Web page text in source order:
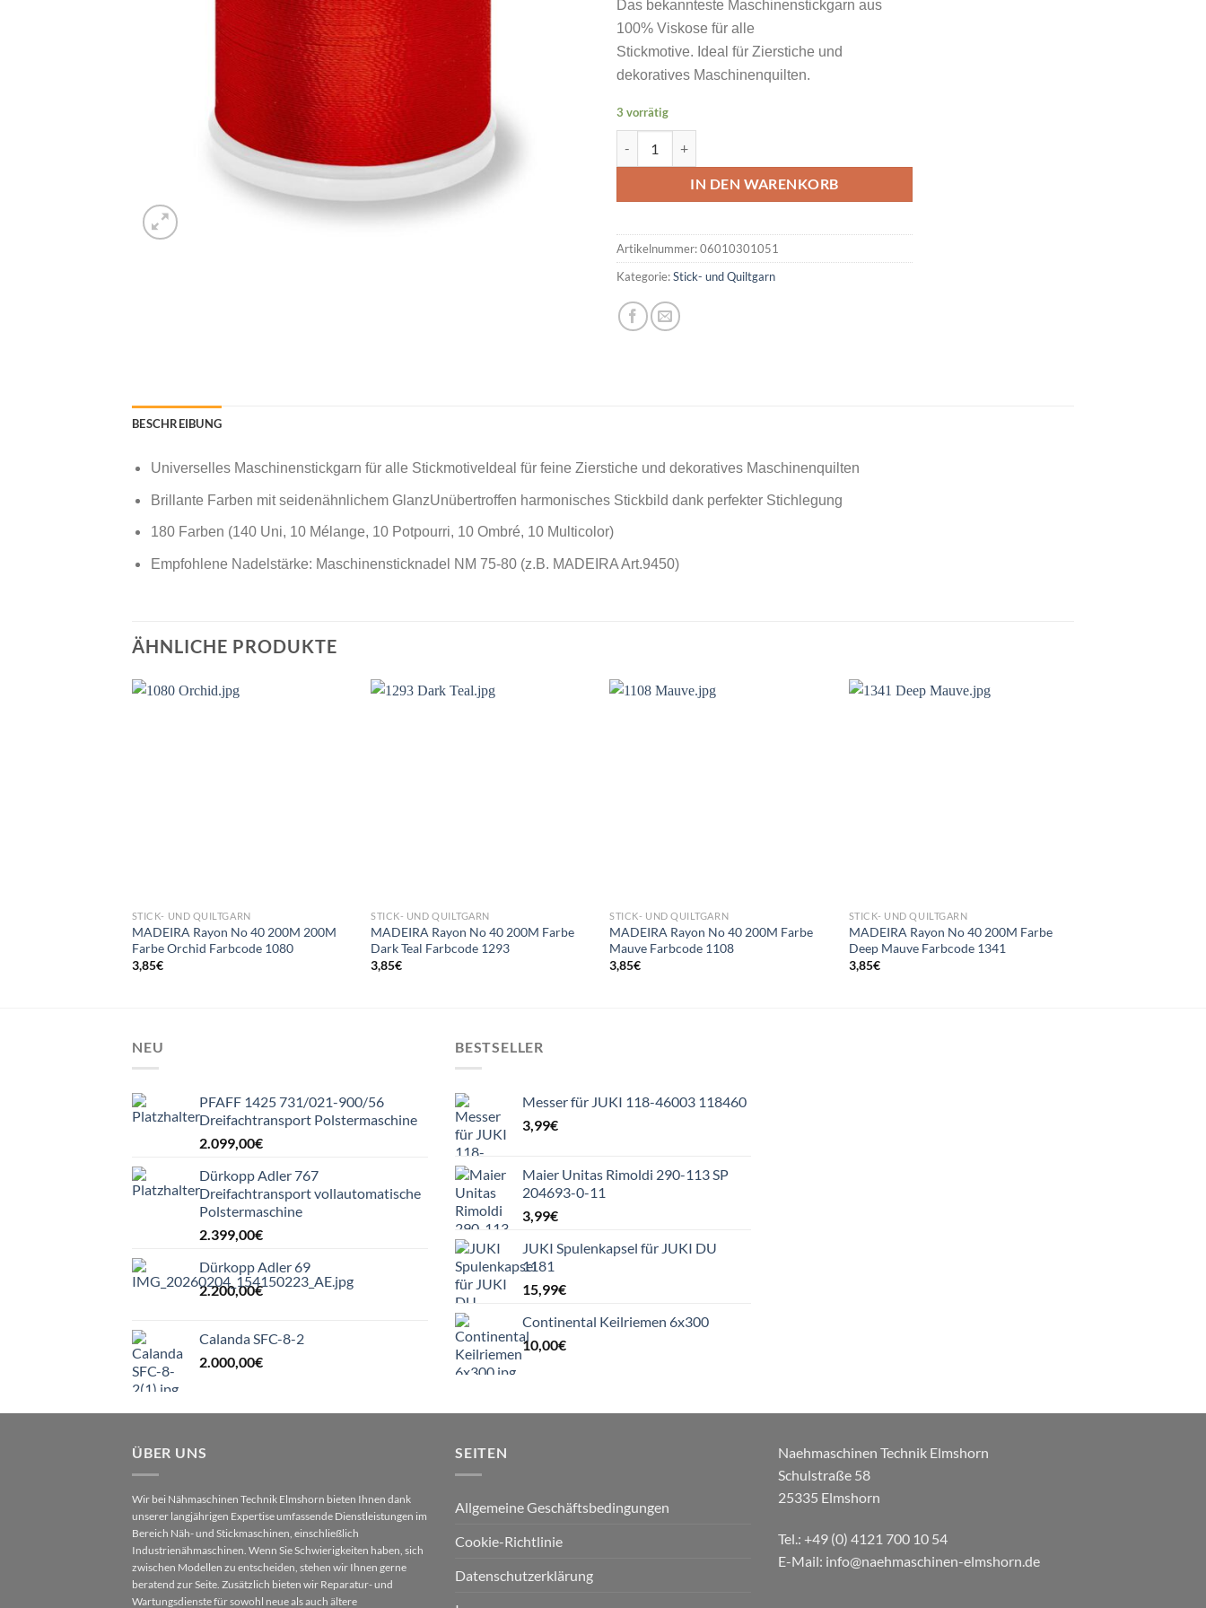
Das bekannteste Maschinenstickgarn aus
100% Viskose für alle
Stickmotive. Ideal für Zierstiche und
dekoratives Maschinenquilten.
3 vorrätig
IN DEN WARENKORB
Artikelnummer:06010301051
Kategorie:Stick- und Quiltgarn
BESCHREIBUNG
Universelles Maschinenstickgarn für alle StickmotiveIdeal für feine Zierstiche und dekoratives Maschinenquilten
Brillante Farben mit seidenähnlichem GlanzUnübertroffen harmonisches Stickbild dank perfekter Stichlegung
180 Farben (140 Uni, 10 Mélange, 10 Potpourri, 10 Ombré, 10 Multicolor)
Empfohlene Nadelstärke: Maschinensticknadel NM 75-80 (z.B. MADEIRA Art.9450)
ÄHNLICHE PRODUKTE
STICK- UND QUILTGARN
MADEIRA Rayon No 40 200M 200M
Farbe Orchid Farbcode 1080
3,85€
STICK- UND QUILTGARN
MADEIRA Rayon No 40 200M Farbe
Dark Teal Farbcode 1293
3,85€
STICK- UND QUILTGARN
MADEIRA Rayon No 40 200M Farbe
Mauve Farbcode 1108
3,85€
STICK- UND QUILTGARN
MADEIRA Rayon No 40 200M Farbe
Deep Mauve Farbcode 1341
3,85€
NEU
PFAFF 1425 731/021-900/56
Dreifachtransport Polstermaschine
2.099,00€
Dürkopp Adler 767
Dreifachtransport vollautomatische
Polstermaschine
2.399,00€
Dürkopp Adler 69
2.200,00€
Calanda SFC-8-2
2.000,00€
BESTSELLER
Messer für JUKI 118-46003 118460
3,99€
Maier Unitas Rimoldi 290-113 SP
204693-0-11
3,99€
JUKI Spulenkapsel für JUKI DU
1181
15,99€
Continental Keilriemen 6x300
10,00€
ÜBER UNS
Wir bei Nähmaschinen Technik Elmshorn bieten Ihnen dank
unserer langjährigen Expertise umfassende Dienstleistungen im
Bereich Näh- und Stickmaschinen, einschließlich
Industrienähmaschinen. Wenn Sie Schwierigkeiten haben, sich
zwischen Modellen zu entscheiden, stehen wir Ihnen gerne
beratend zur Seite. Zusätzlich bieten wir Reparatur- und
Wartungsdienste für sowohl neue als auch ältere
SEITEN
Allgemeine Geschäftsbedingungen
Cookie-Richtlinie
Datenschutzerklärung
Naehmaschinen Technik Elmshorn
Schulstraße 58
25335 Elmshorn
Tel.: +49 (0) 4121 700 10 54
E-Mail: info@naehmaschinen-elmshorn.de